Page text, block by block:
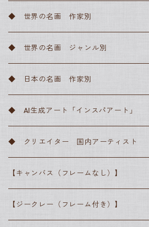
◆ 世界の名画 作家別
アルフォンス・ミュシャ
アンリ・ド・トゥールーズ＝ロートレック
フィンセント・ファン・ゴッホ
クロード・モネ
エドゥアール・マネ
ピエール＝オーギュスト・ルノワール
◆ 世界の名画 ジャンル別
ルネッサンス
サンドロ・ボッティチェッリ
ピーテル・ブリューゲル
バロック
レンブラント・ファン・レイン
ロマン主義
カスパー・ダーヴィト・フリードリヒ
ジョゼフ・マロード・ウィリアム・ターナー
写実主義
ジャン＝フランソワ・ミレー
印象派
◆ 日本の名画 作家別
川瀬巴水
横山大観
葛飾北斎
歌川広重
◆ AI生成アート「インスパアート」
◆ クリエイター 国内アーティスト
● 高田昌耶
● しばさな
【キャンバス（フレームなし）】
【ジークレー（フレーム付き）】